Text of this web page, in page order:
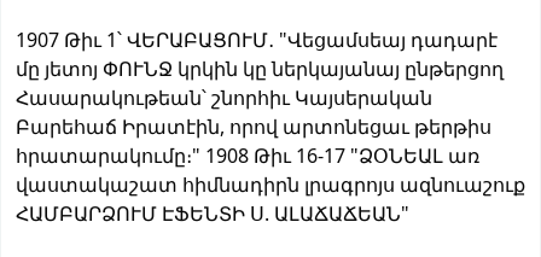
1907 Թիւ 1՝ ՎԵՐԱԲԱՑՈՒՄ․ "Վեցամսեայ դադարէ
մը յետոյ ՓՈՒՆՋ կրկին կը ներկայանայ ընթերցող
Հասարակութեան՝ շնորհիւ Կայսերական
Բարեհաճ Իրատէին, որով արտոնեցաւ թերթիս
հրատարակումը։" 1908 Թիւ 16-17 "ՁՕՆԵԱԼ առ
վաստակաշատ հիմնադիրն լրագրոյս ազնուաշուք
ՀԱՄԲԱՐՁՈՒՄ ԷՖԵՆՏԻ Ս. ԱԼԱՃԱՃԵԱՆ"